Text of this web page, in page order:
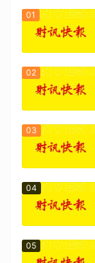
01
02
03
04
05